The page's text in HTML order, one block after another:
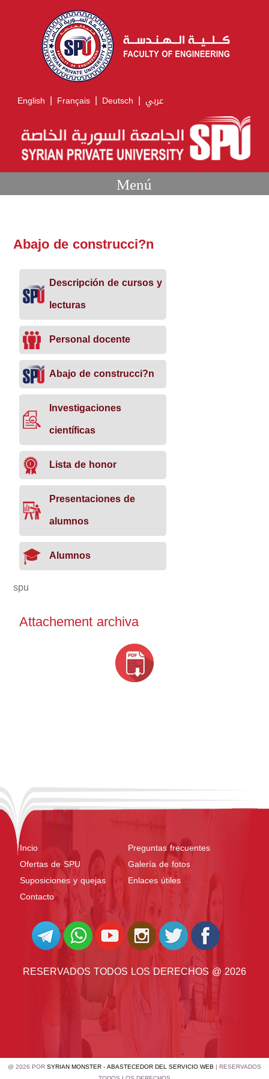
English | Français | Deutsch | عربي
Menú
Abajo de construcci?n
Descripción de cursos y
lecturas
Personal docente
Abajo de construcci?n
Investigaciones
científicas
Lista de honor
Presentaciones de
alumnos
Alumnos
spu
Attachement archiva
Incio
Preguntas frecuentes
Ofertas de SPU
Galería de fotos
Suposiciones y quejas
Enlaces útiles
Contacto
RESERVADOS TODOS LOS DERECHOS @ 2026
@ 2026 PORSYRIAN MONSTER - ABASTECEDOR DEL SERVICIO WEB | RESERVADOS